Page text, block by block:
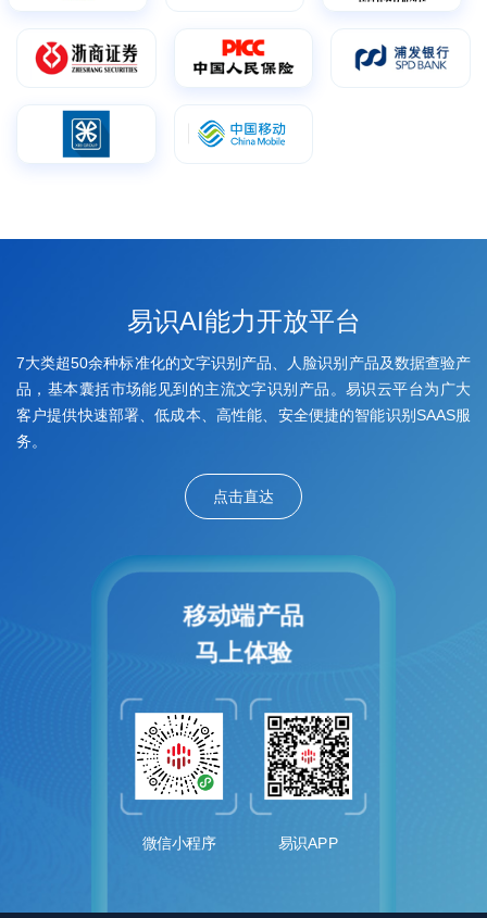
易识AI能力开放平台
7大类超50余种标准化的文字识别产品、人脸识别产品及数据查验产
品，基本囊括市场能见到的主流文字识别产品。易识云平台为广大
客户提供快速部署、低成本、高性能、安全便捷的智能识别SAAS服
务。
点击直达
移动端产品
马上体验
微信小程序 易识APP